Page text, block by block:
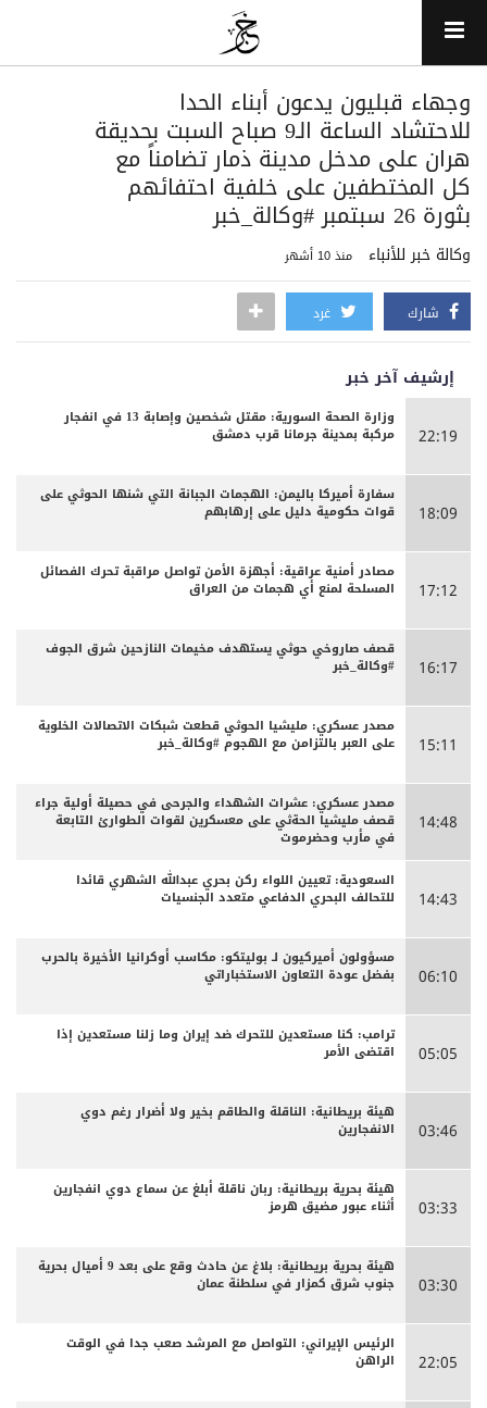
وجهاء قبليون يدعون أبناء الحدا
للاحتشاد الساعة الـ9 صباح السبت بحديقة
هران على مدخل مدينة ذمار تضامناً مع
كل المختطفين على خلفية احتفائهم
بثورة 26 سبتمبر #وكالة_خبر
وكالة خبر للأنباء منذ 10 أشهر
شارك غرد
إرشيف آخر خبر
22:19
وزارة الصحة السورية: مقتل شخصين وإصابة 13 في انفجار
مركبة بمدينة جرمانا قرب دمشق
18:09
سفارة أميركا باليمن: الهجمات الجبانة التي شنها الحوثي على
قوات حكومية دليل على إرهابهم
17:12
مصادر أمنية عراقية: أجهزة الأمن تواصل مراقبة تحرك الفصائل
المسلحة لمنع أي هجمات من العراق
16:17
قصف صاروخي حوثي يستهدف مخيمات النازحين شرق الجوف
#وكالة_خبر
15:11
مصدر عسكري: مليشيا الحوثي قطعت شبكات الاتصالات الخلوية
على العبر بالتزامن مع الهجوم #وكالة_خبر
14:48
مصدر عسكري: عشرات الشهداء والجرحى ‏في حصيلة أولية جراء
قصف مليشيا الحةثي على معسكرين لقوات الطوارئ التابعة
في مأرب وحضرموت
14:43
السعودية: تعيين اللواء ركن بحري عبدالله الشهري قائدا
للتحالف البحري الدفاعي متعدد الجنسيات
06:10
مسؤولون أميركيون لـ بوليتكو: مكاسب أوكرانيا الأخيرة بالحرب
بفضل عودة التعاون الاستخباراتي
05:05
ترامب: كنا مستعدين للتحرك ضد إيران وما زلنا مستعدين إذا
اقتضى الأمر
03:46
هيئة بريطانية: الناقلة والطاقم بخير ولا أضرار رغم دوي
الانفجارين
03:33
هيئة بحرية بريطانية: ربان ناقلة أبلغ عن سماع دوي انفجارين
أثناء عبور مضيق هرمز
03:30
هيئة بحرية بريطانية: بلاغ عن حادث وقع على بعد 9 أميال بحرية
جنوب شرق كمزار في سلطنة عمان
22:05
الرئيس الإيراني: التواصل مع المرشد صعب جدا في الوقت
الراهن